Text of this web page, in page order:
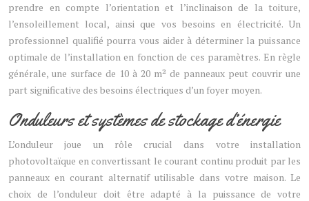
prendre en compte l’orientation et l’inclinaison de la toiture,
l’ensoleillement local, ainsi que vos besoins en électricité. Un
professionnel qualifié pourra vous aider à déterminer la puissance
optimale de l’installation en fonction de ces paramètres. En règle
générale, une surface de 10 à 20 m² de panneaux peut couvrir une
part significative des besoins électriques d’un foyer moyen.
Onduleurs et systèmes de stockage d’énergie
L’onduleur joue un rôle crucial dans votre installation
photovoltaïque en convertissant le courant continu produit par les
panneaux en courant alternatif utilisable dans votre maison. Le
choix de l’onduleur doit être adapté à la puissance de votre